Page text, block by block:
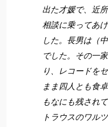
出た才媛で、近
相談に乗ってあ
した。長男は（
でした。その一
り、レコードを
まま四人とも食
もなにも残され
トラウスのワル